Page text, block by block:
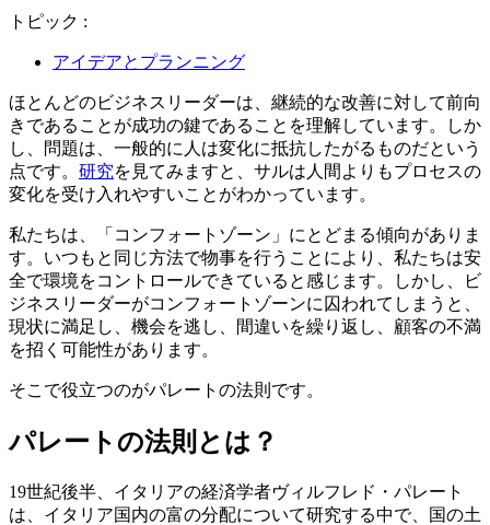
トピック :
アイデアとプランニング
ほとんどのビジネスリーダーは、継続的な改善に対して前向
きであることが成功の鍵であることを理解しています。しか
し、問題は、一般的に人は変化に抵抗したがるものだという
点です。 研究を見てみますと、サルは人間よりもプロセスの
変化を受け入れやすいことがわかっています。
私たちは、「コンフォートゾーン」にとどまる傾向がありま
す。いつもと同じ方法で物事を行うことにより、私たちは安
全で環境をコントロールできていると感じます。しかし、ビ
ジネスリーダーがコンフォートゾーンに囚われてしまうと、
現状に満足し、機会を逃し、間違いを繰り返し、顧客の不満
を招く可能性があります。
そこで役立つのがパレートの法則です。
パレートの法則とは？
19世紀後半、イタリアの経済学者ヴィルフレド・パレート
は、イタリア国内の富の分配について研究する中で、国の土